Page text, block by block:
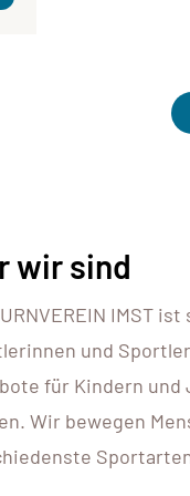
wir sind
IMST
und
für Kindern
Wir bewegen